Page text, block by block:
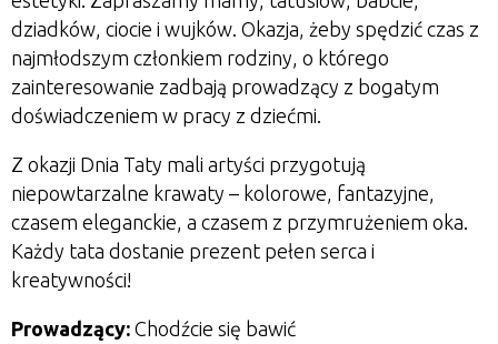
dziadków, ciocie i wujków. Okazja, żeby spędzić czas z
najmłodszym członkiem rodziny, o którego
zainteresowanie zadbają prowadzący z bogatym
doświadczeniem w pracy z dziećmi.
Z okazji Dnia Taty mali artyści przygotują
niepowtarzalne krawaty – kolorowe, fantazyjne,
czasem eleganckie, a czasem z przymrużeniem oka.
Każdy tata dostanie prezent pełen serca i
kreatywności!
Prowadzący: Chodźcie się bawić